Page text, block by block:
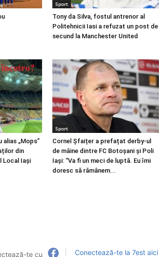
Sport
Tony da Silva, fostul antrenor al
Politehnicii Iasi a refuzat un post de
secund la Manchester United
alias „Mops”
din
Local Iași
Sport
Cornel Șfaițer a prefațat derby-ul
de mâine dintre FC Botoșani și Poli
Iași: “Va fi un meci de luptă. Eu îmi
doresc să rămânem...
te cu Conectează-te la 7est aici